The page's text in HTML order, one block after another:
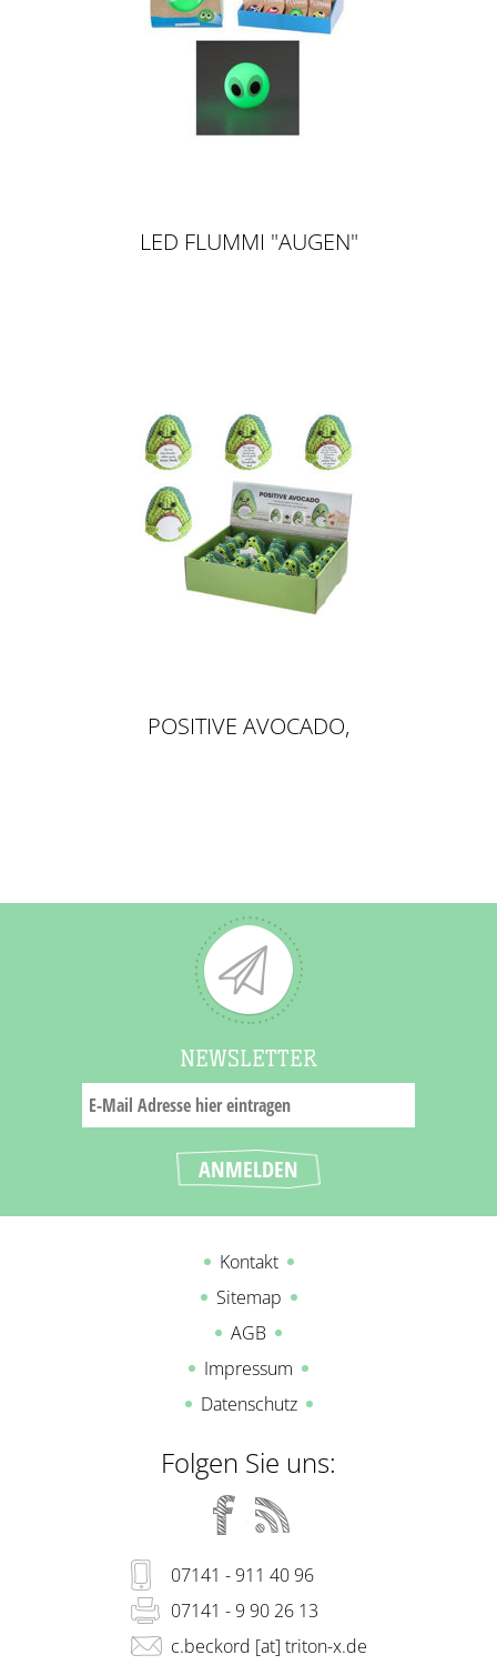
LED FLUMMI "AUGEN"
POSITIVE AVOCADO,
NEWSLETTER
Kontakt
Sitemap
AGB
Impressum
Datenschutz
Folgen Sie uns:
07141 - 911 40 96
07141 - 9 90 26 13
c.beckord [at] triton-x.de